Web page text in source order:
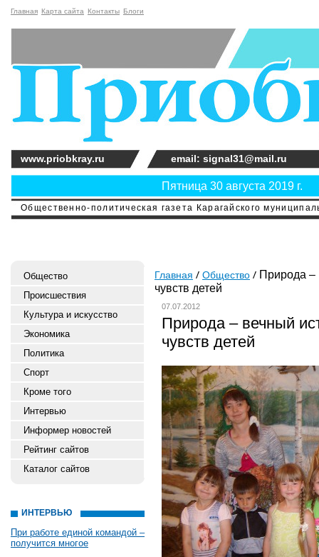
Главная Карта сайта Контакты Блоги
Общественно-политическая газета Карагайского
Пятница 30 августа 2019 г.
www.priobkray.ru email: signal31@mail.ru
Общество
Происшествия
Культура и искусство
Экономика
Политика
Спорт
Кроме того
Интервью
Информер новостей
Рейтинг сайтов
Каталог сайтов
ИНТЕРВЬЮ
При работе единой командой –
получится многое
Главная Общество
Природа –
чувств детей
07.07.2012
Природа – вечный
чувств детей